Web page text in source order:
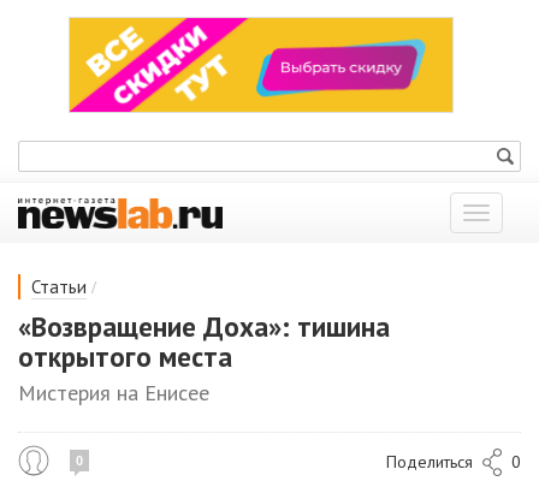
Показать
меню
Статьи /
«Возвращение Доха»: тишина
открытого места
Мистерия на Енисее
0 Поделиться 0